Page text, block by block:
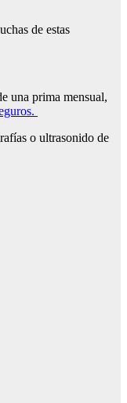
de estas
una prima mensual,
o ultrasonido de